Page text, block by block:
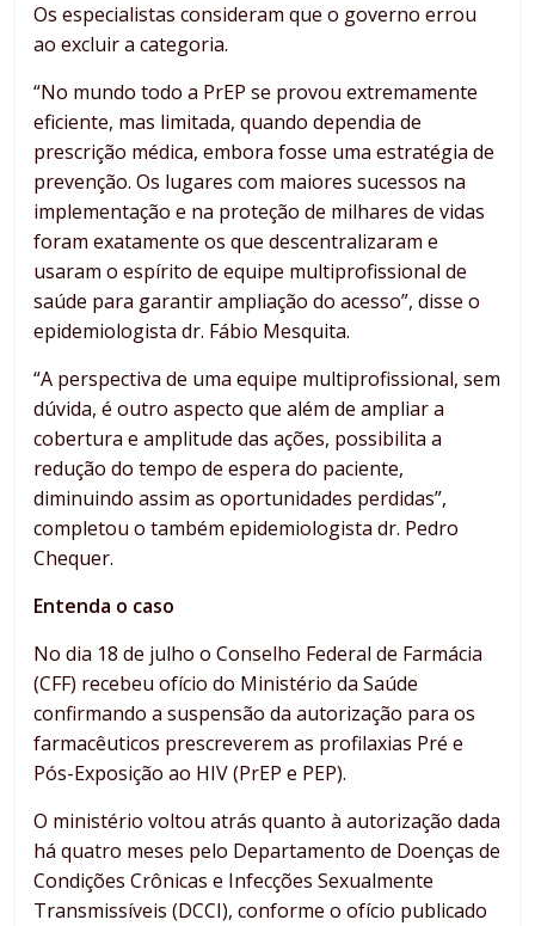
Os especialistas consideram que o governo errou
ao excluir a categoria.
“No mundo todo a PrEP se provou extremamente
eficiente, mas limitada, quando dependia de
prescrição médica, embora fosse uma estratégia de
prevenção. Os lugares com maiores sucessos na
implementação e na proteção de milhares de vidas
foram exatamente os que descentralizaram e
usaram o espírito de equipe multiprofissional de
saúde para garantir ampliação do acesso”, disse o
epidemiologista dr. Fábio Mesquita.
“A perspectiva de uma equipe multiprofissional, sem
dúvida, é outro aspecto que além de ampliar a
cobertura e amplitude das ações, possibilita a
redução do tempo de espera do paciente,
diminuindo assim as oportunidades perdidas”,
completou o também epidemiologista dr. Pedro
Chequer.
Entenda o caso
No dia 18 de julho o Conselho Federal de Farmácia
(CFF) recebeu ofício do Ministério da Saúde
confirmando a suspensão da autorização para os
farmacêuticos prescreverem as profilaxias Pré e
Pós-Exposição ao HIV (PrEP e PEP).
O ministério voltou atrás quanto à autorização dada
há quatro meses pelo Departamento de Doenças de
Condições Crônicas e Infecções Sexualmente
Transmissíveis (DCCI), conforme o ofício publicado